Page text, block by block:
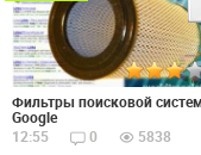
Фильтры поисковой
Google
12:55
0 5838